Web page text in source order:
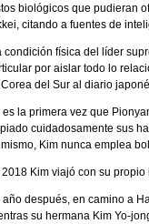
biológicos que pudieran
citando a fuentes de
condición física del líder
por aislar todo lo
del Sur al diario
es la primera vez que
cuidadosamente sus
Kim nunca emplea
2018 Kim viajó con su
año después, en camino a
su hermana Kim Yo-